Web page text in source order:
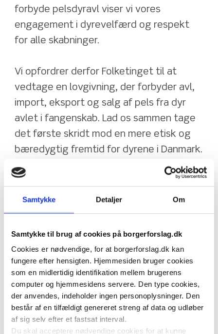
Samtykke Detaljer Om
Samtykke til brug af cookies på borgerforslag.dk
Cookies er nødvendige, for at borgerforslag.dk kan
fungere efter hensigten. Hjemmesiden bruger cookies
som en midlertidig identifikation mellem brugerens
computer og hjemmesidens servere. Den type cookies,
der anvendes, indeholder ingen personoplysninger. Den
består af en tilfældigt genereret streng af data og udløber
af sig selv efter et fastsat interval.
Du skal acceptere nødvendige cookies for at kunne
forbyde pelsdyravl viser vi vores
engagement i dyrevelfærd og respekt
for alle skabninger.
Vi opfordrer derfor Folketinget til at
vedtage en lovgivning, der forbyder avl,
import, eksport og salg af pels fra dyr
avlet i fangenskab. Lad os sammen tage
det første skridt mod en mere etisk og
bæredygtig fremtid for dyrene i Danmark.
Bemærkninger om hvorfor et forbud mod pelsdyravl i
1. **Dyrevelfærd**: Pelsdyr holdes under ofte
stress, traumer og manglende muligheder for naturlig
lidelse og fremme en mere etisk behandling af dyr
generelt.
2. **Folkesundhed**: Pelsdyrfarme udgør en potentiel
risiko for spredning af zoonotiske sygdomme, som kan
overføres fra dyr til mennesker. Et forbud vil reducere